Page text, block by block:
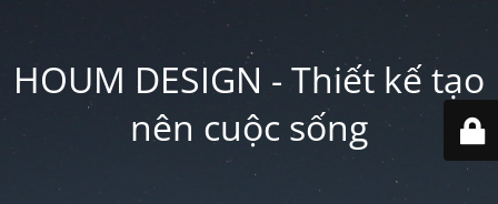
HOUM DESIGN - Thiết kế tạo
nên cuộc sống